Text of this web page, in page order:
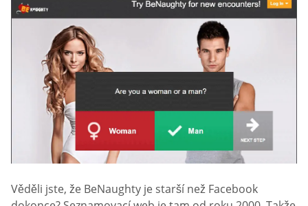
Věděli jste, že BeNaughty je starší než Facebook